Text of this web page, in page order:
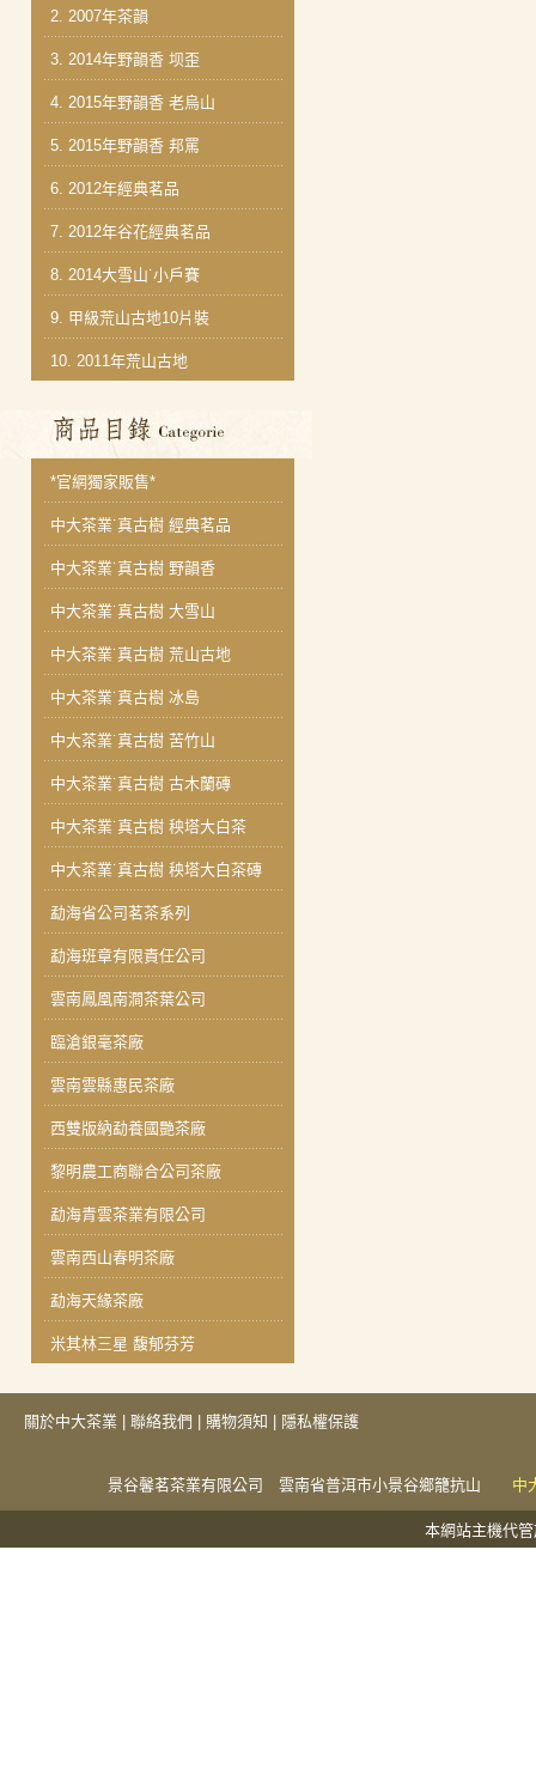
2. 2007年茶韻
3. 2014年野韻香 坝歪
4. 2015年野韻香 老烏山
5. 2015年野韻香 邦罵
6. 2012年經典茗品
7. 2012年谷花經典茗品
8. 2014大雪山˙小戶賽
9. 甲級荒山古地10片裝
10. 2011年荒山古地
商品分類目錄
*官網獨家販售*
中大茶業˙真古樹 經典茗品
中大茶業˙真古樹 野韻香
中大茶業˙真古樹 大雪山
中大茶業˙真古樹 荒山古地
中大茶業˙真古樹 冰島
中大茶業˙真古樹 苦竹山
中大茶業˙真古樹 古木蘭磚
中大茶業˙真古樹 秧塔大白茶
中大茶業˙真古樹 秧塔大白茶磚
勐海省公司茗茶系列
勐海班章有限責任公司
雲南鳳凰南澗茶葉公司
臨滄銀毫茶廠
雲南雲縣惠民茶廠
西雙版納勐養國艷茶廠
黎明農工商聯合公司茶廠
勐海青雲茶業有限公司
雲南西山春明茶廠
勐海天緣茶廠
米其林三星 馥郁芬芳
關於中大茶業 聯絡我們 購物須知 隱私權保護
景谷馨茗茶業有限公司 雲南省普洱市小景谷鄉籠抗山 中
本網站主機代